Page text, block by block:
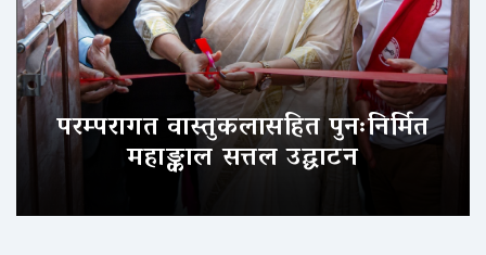
परम्परागत वास्तुकलासहित पुनःनिर्मित
महाङ्काल सत्तल उद्घाटन